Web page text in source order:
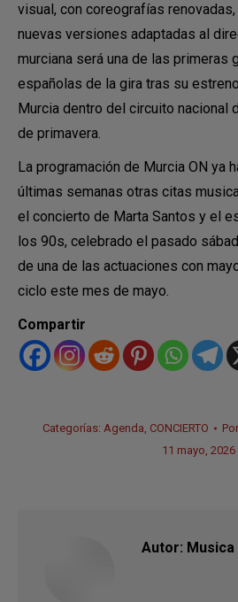
visual, con coreografías
nuevas versiones adaptadas al
murciana será una de las primeras
españolas de la gira tras su
Murcia dentro del circuito nacional
de primavera.
La programación de Murcia ON ya
últimas semanas otras citas
el concierto de Marta Santos y el
los 90s, celebrado el pasado
de una de las actuaciones con
ciclo este mes de mayo.
Compartir
Categorías: Agenda, CONCIERTO Por
11 mayo, 2026
Autor: